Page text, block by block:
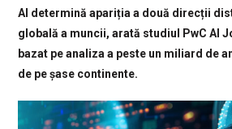
AI determină apariția a două direcții
globală a muncii, arată studiul PwC AI
bazat pe analiza a peste un miliard de
de pe șase continente.